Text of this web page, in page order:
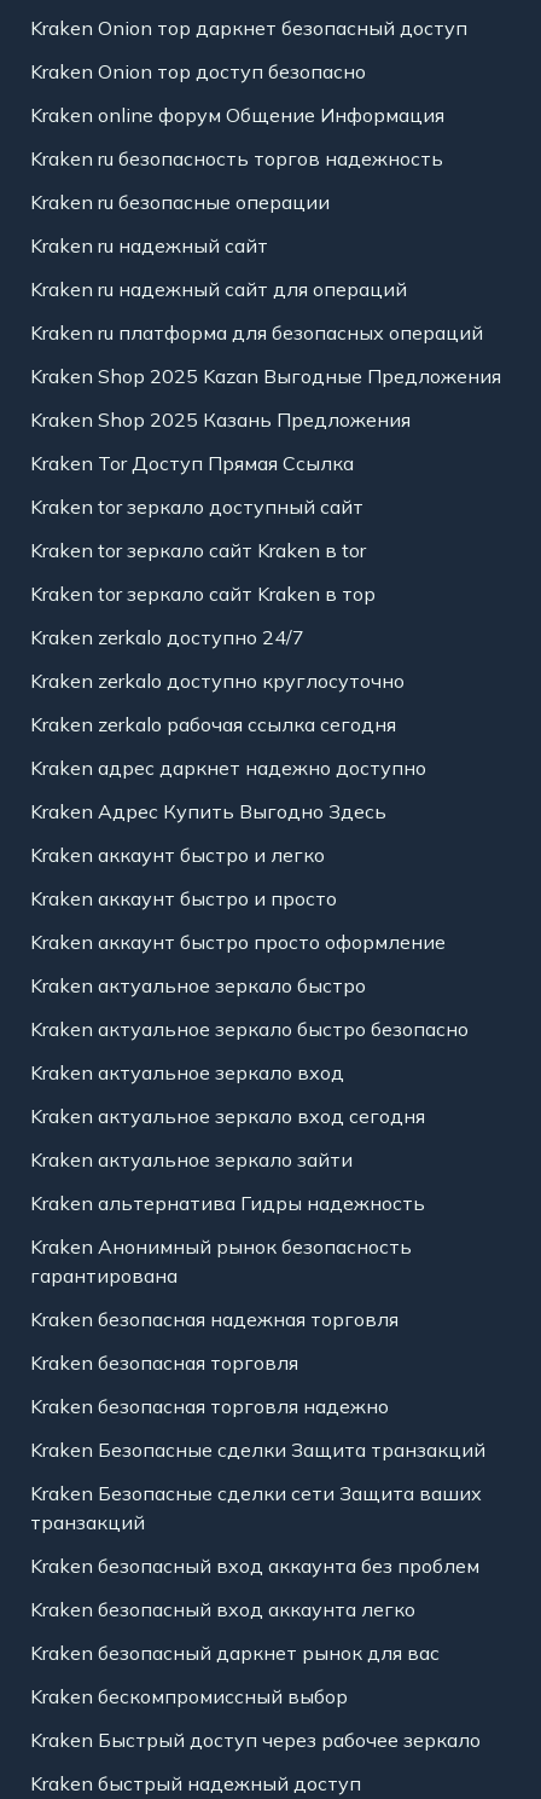
Kraken Onion тор даркнет безопасный доступ
Kraken Onion тор доступ безопасно
Kraken online форум Общение Информация
Kraken ru безопасность торгов надежность
Kraken ru безопасные операции
Kraken ru надежный сайт
Kraken ru надежный сайт для операций
Kraken ru платформа для безопасных операций
Kraken Shop 2025 Kazan Выгодные Предложения
Kraken Shop 2025 Казань Предложения
Kraken Tor Доступ Прямая Ссылка
Kraken tor зеркало доступный сайт
Kraken tor зеркало сайт Kraken в tor
Kraken tor зеркало сайт Kraken в тор
Kraken zerkalo доступно 24/7
Kraken zerkalo доступно круглосуточно
Kraken zerkalo рабочая ссылка сегодня
Kraken адрес даркнет надежно доступно
Kraken Адрес Купить Выгодно Здесь
Kraken аккаунт быстро и легко
Kraken аккаунт быстро и просто
Kraken аккаунт быстро просто оформление
Kraken актуальное зеркало быстро
Kraken актуальное зеркало быстро безопасно
Kraken актуальное зеркало вход
Kraken актуальное зеркало вход сегодня
Kraken актуальное зеркало зайти
Kraken альтернатива Гидры надежность
Kraken Анонимный рынок безопасность
гарантирована
Kraken безопасная надежная торговля
Kraken безопасная торговля
Kraken безопасная торговля надежно
Kraken Безопасные сделки Защита транзакций
Kraken Безопасные сделки сети Защита ваших
транзакций
Kraken безопасный вход аккаунта без проблем
Kraken безопасный вход аккаунта легко
Kraken безопасный даркнет рынок для вас
Kraken бескомпромиссный выбор
Kraken Быстрый доступ через рабочее зеркало
Kraken быстрый надежный доступ